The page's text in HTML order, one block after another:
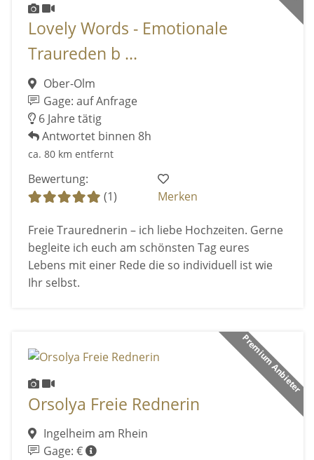
Lovely Words - Emotionale
Traureden b ...
Ober-Olm
Gage: auf Anfrage
6 Jahre tätig
Antwortet binnen 8h
ca. 80 km entfernt
Bewertung:
(1)
Merken
Freie Traurednerin – ich liebe Hochzeiten. Gerne
begleite ich euch am schönsten Tag eures
Lebens mit einer Rede die so individuell ist wie
Ihr selbst.
Premium Anbieter
Orsolya Freie Rednerin
Ingelheim am Rhein
Gage: €